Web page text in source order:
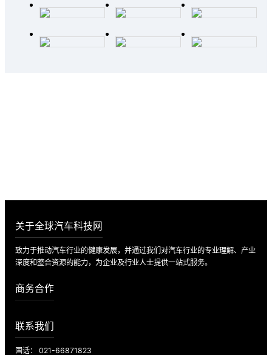
关于全球汽车科技网
致力于推动汽车行业的健康发展，并通过我们对汽车行业的专业理解、产业
深度和整合资源的能力，为企业及行业人士提供一站式服务。
商务合作
联系我们
固话： 021-66871823